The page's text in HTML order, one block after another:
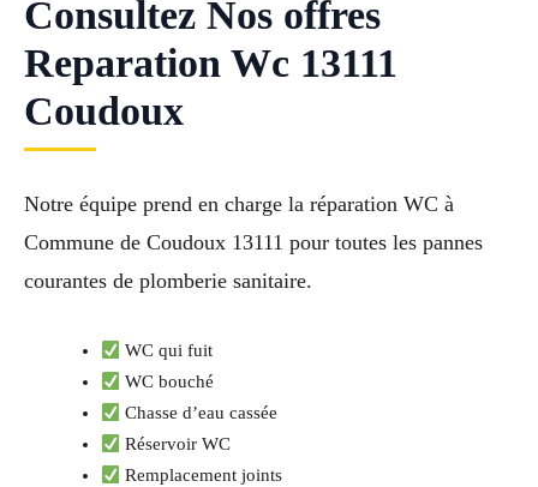
Consultez Nos offres
Reparation Wc 13111
Coudoux
Notre équipe prend en charge la réparation WC à
Commune de Coudoux 13111 pour toutes les pannes
courantes de plomberie sanitaire.
WC qui fuit
WC bouché
Chasse d’eau cassée
Réservoir WC
Remplacement joints